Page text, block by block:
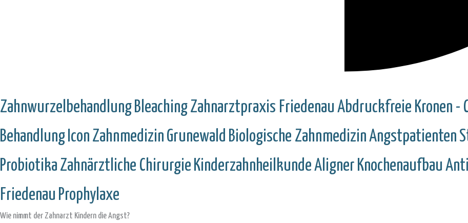
Zahnwurzelbehandlung BleachingZahnarztpraxis Friedenau Abdruckfreie Kronen -
Behandlung Icon Zahnmedizin Grunewald Biologische ZahnmedizinAngstpatienten
Probiotika Zahnärztliche Chirurgie KinderzahnheilkundeAligner Knochenaufbau
Friedenau Prophylaxe
Wie nimmt der Zahnarzt Kindern die Angst?